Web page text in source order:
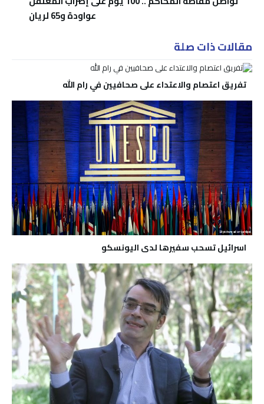
عواودة و65 لريان
مقالات ذات صلة
تفريق اعتصام والاعتداء على صحافيين في رام الله
اسرائيل تسحب سفيرها لدى اليونسكو